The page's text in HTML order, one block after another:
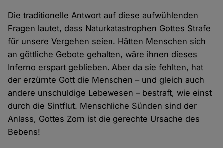
Die traditionelle Antwort auf diese aufwühlenden
Fragen lautet, dass Naturkatastrophen Gottes Strafe
für unsere Vergehen seien. Hätten Menschen sich
an göttliche Gebote gehalten, wäre ihnen dieses
Inferno erspart geblieben. Aber da sie fehlten, hat
der erzürnte Gott die Menschen – und gleich auch
andere unschuldige Lebewesen – bestraft, wie einst
durch die Sintflut. Menschliche Sünden sind der
Anlass, Gottes Zorn ist die gerechte Ursache des
Bebens!